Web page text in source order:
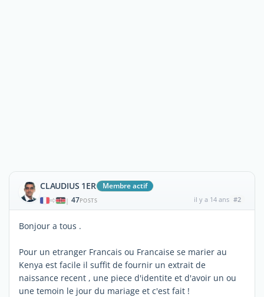
CLAUDIUS 1ER Membre actif
| 47POSTS il y a 14 ans #2
Bonjour a tous .
Pour un etranger Francais ou Francaise se marier au
Kenya est facile il suffit de fournir un extrait de
naissance recent , une piece d'identite et d'avoir un ou
une temoin le jour du mariage et c'est fait !